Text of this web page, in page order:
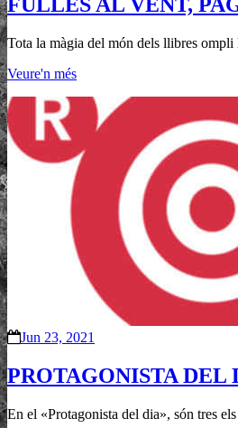
FULLES AL VENT,
Tota la màgia del món dels llibres
Veure'n més
Jun 23, 2021
PROTAGONISTA DEL
En el «Protagonista del dia», són tres